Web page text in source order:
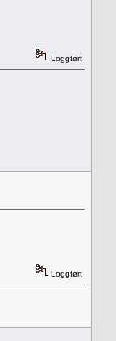
Loggført
Loggført